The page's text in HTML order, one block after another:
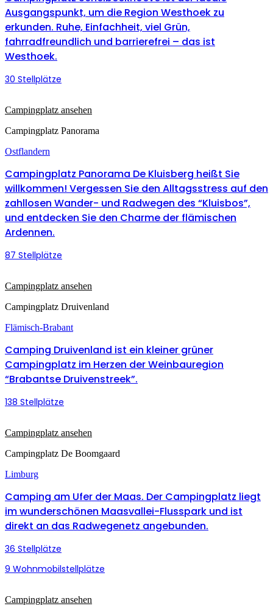
Ausgangspunkt, um die Region Westhoek zu
erkunden. Ruhe, Einfachheit, viel Grün,
fahrradfreundlich und barrierefrei – das ist
Westhoek.
30 Stellplätze
Campingplatz ansehen
Campingplatz Panorama
Ostflandern
Campingplatz Panorama De Kluisberg heißt Sie
willkommen! Vergessen Sie den Alltagsstress auf den
zahllosen Wander- und Radwegen des “Kluisbos”,
und entdecken Sie den Charme der flämischen
Ardennen.
87 Stellplätze
Campingplatz ansehen
Campingplatz Druivenland
Flämisch-Brabant
Camping Druivenland ist ein kleiner grüner
Campingplatz im Herzen der Weinbauregion
“Brabantse Druivenstreek”.
138 Stellplätze
Campingplatz ansehen
Campingplatz De Boomgaard
Limburg
Camping am Ufer der Maas. Der Campingplatz liegt
im wunderschönen Maasvallei-Flusspark und ist
direkt an das Radwegenetz angebunden.
36 Stellplätze
9 Wohnmobilstellplätze
Campingplatz ansehen